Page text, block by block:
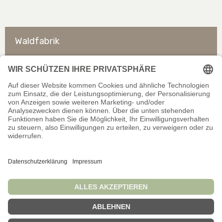
Waldfabrik
So erreichen Sie uns
Rechtliches
Allgemeines
Offizieller Shop für Händler. Alle Preise exkl. gesetzl.
Wir schließen auf dieser Website keine Verträge mit
Verbrauchern/Privatpersonen ab.